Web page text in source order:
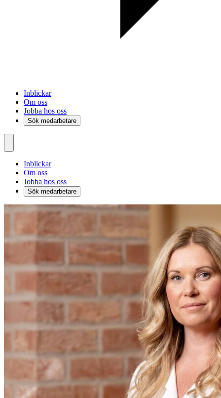
Inblickar
Om oss
Jobba hos oss
Sök medarbetare
Inblickar
Om oss
Jobba hos oss
Sök medarbetare